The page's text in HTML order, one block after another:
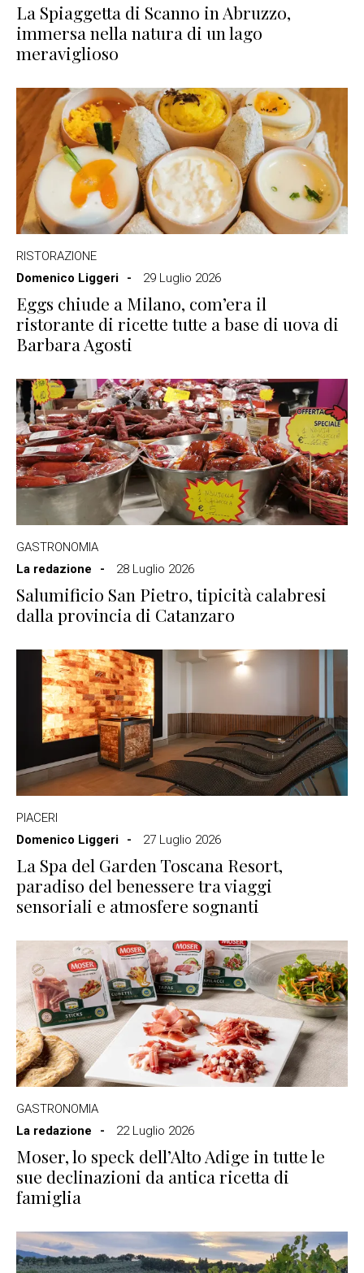
La Spiaggetta di Scanno in Abruzzo,
immersa nella natura di un lago
meraviglioso
RISTORAZIONE
Domenico Liggeri
29 Luglio 2026
Eggs chiude a Milano, com’era il
ristorante di ricette tutte a base di uova di
Barbara Agosti
GASTRONOMIA
La redazione
28 Luglio 2026
Salumificio San Pietro, tipicità calabresi
dalla provincia di Catanzaro
PIACERI
Domenico Liggeri
27 Luglio 2026
La Spa del Garden Toscana Resort,
paradiso del benessere tra viaggi
sensoriali e atmosfere sognanti
GASTRONOMIA
La redazione
22 Luglio 2026
Moser, lo speck dell’Alto Adige in tutte le
sue declinazioni da antica ricetta di
famiglia